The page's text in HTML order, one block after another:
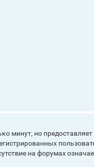
минут, но
на форумах